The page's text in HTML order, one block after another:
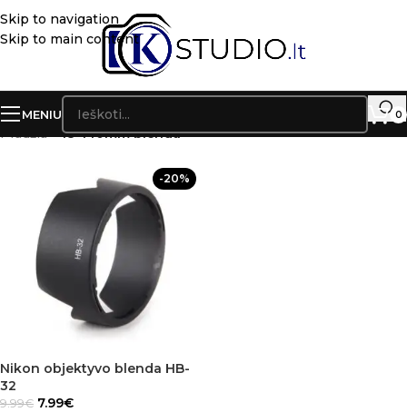
Skip to navigation
Skip to main content
MENIU 0
Pradžia»18-140mm blenda
-20%
Nikon objektyvo blenda HB-
32
9.99€ 7.99€